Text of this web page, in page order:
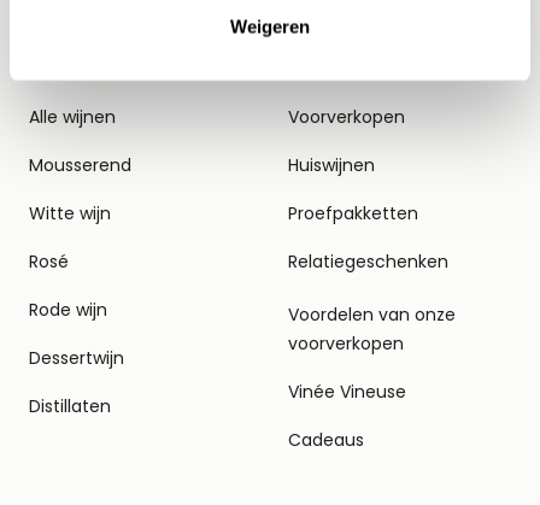
Weigeren
Alle wijnen
Mousserend
Witte wijn
Rosé
Rode wijn
Dessertwijn
Distillaten
Thema's
Voorverkopen
Huiswijnen
Proefpakketten
Relatiegeschenken
Voordelen van onze
voorverkopen
Vinée Vineuse
Cadeaus